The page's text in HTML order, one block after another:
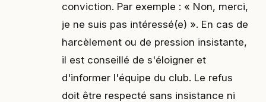
conviction. Par exemple : « Non, merci,
je ne suis pas intéressé(e) ». En cas de
harcèlement ou de pression insistante,
il est conseillé de s'éloigner et
d'informer l'équipe du club. Le refus
doit être respecté sans insistance ni